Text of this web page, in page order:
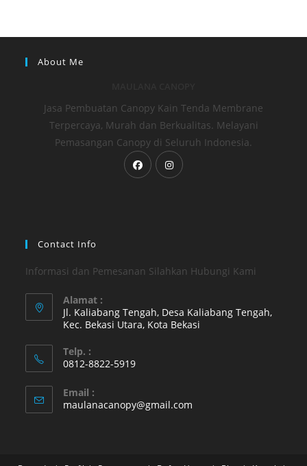
About Me
Jasa Pembuatan Canopy Kain Tenda Membrane
Terpercaya, Murah dan Berkualitas. Melayani
Pemasangan Canopy di Seluruh Indonesia.
Opens
in
Contact Info
Informasi dan Pemesanan Silahkan Hubungi Kami
Alamat :
Jl. Kaliabang Tengah, Desa Kaliabang Tengah,
Kec. Bekasi Utara, Kota Bekasi
in
new
tab
Telp. :
0812-8822-5919
in
your
Email :
maulanacanopy@gmail.com